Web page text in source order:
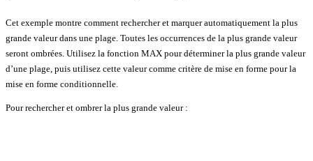
Cet exemple montre comment rechercher et marquer automatiquement la plus
grande valeur dans une plage. Toutes les occurrences de la plus grande valeur
seront ombrées. Utilisez la fonction MAX pour déterminer la plus grande valeur
d’une plage, puis utilisez cette valeur comme critère de mise en forme pour la
mise en forme conditionnelle.
Pour rechercher et ombrer la plus grande valeur :